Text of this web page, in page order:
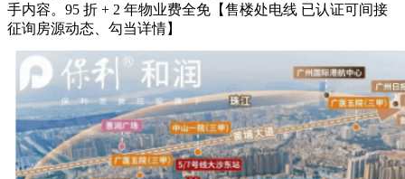
手内容。95 折 + 2 年物业费全免【售楼处电线 已认证可间接
征询房源动态、勾当详情】